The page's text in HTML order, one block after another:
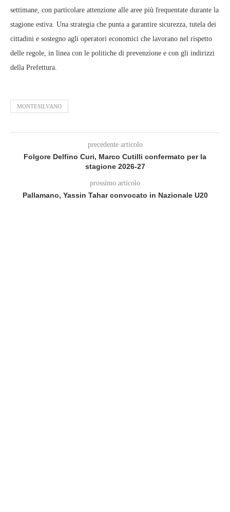
settimane, con particolare attenzione alle aree più frequentate durante la
stagione estiva. Una strategia che punta a garantire sicurezza, tutela dei
cittadini e sostegno agli operatori economici che lavorano nel rispetto
delle regole, in linea con le politiche di prevenzione e con gli indirizzi
della Prefettura.
MONTESILVANO
precedente articolo
Folgore Delfino Curi, Marco Cutilli confermato per la
stagione 2026-27
prossimo articolo
Pallamano, Yassin Tahar convocato in Nazionale U20